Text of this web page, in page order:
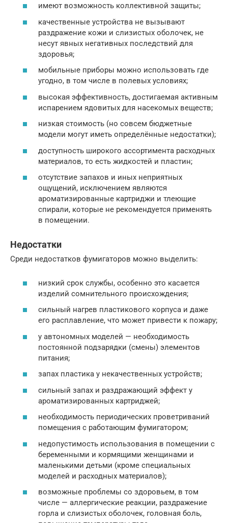
имеют возможность коллективной защиты;
качественные устройства не вызывают
раздражение кожи и слизистых оболочек, не
несут явных негативных последствий для
здоровья;
мобильные приборы можно использовать где
угодно, в том числе в полевых условиях;
высокая эффективность, достигаемая активным
испарением ядовитых для насекомых веществ;
низкая стоимость (но совсем бюджетные
модели могут иметь определённые недостатки);
доступность широкого ассортимента расходных
материалов, то есть жидкостей и пластин;
отсутствие запахов и иных неприятных
ощущений, исключением являются
ароматизированные картриджи и тлеющие
спирали, которые не рекомендуется применять
в помещении.
Недостатки
Среди недостатков фумигаторов можно выделить:
низкий срок службы, особенно это касается
изделий сомнительного происхождения;
сильный нагрев пластикового корпуса и даже
его расплавление, что может привести к пожару;
у автономных моделей — необходимость
постоянной подзарядки (смены) элементов
питания;
запах пластика у некачественных устройств;
сильный запах и раздражающий эффект у
ароматизированных картриджей;
необходимость периодических проветриваний
помещения с работающим фумигатором;
недопустимость использования в помещении с
беременными и кормящими женщинами и
маленькими детьми (кроме специальных
моделей и расходных материалов);
возможные проблемы со здоровьем, в том
числе — аллергические реакции, раздражение
горла и слизистых оболочек, головная боль,